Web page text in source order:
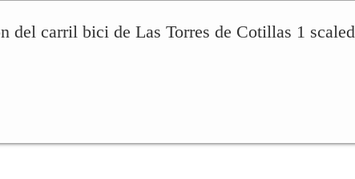
del carril bici de Las Torres de Cotillas 1 scaled